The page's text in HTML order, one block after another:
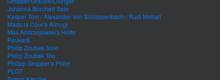
Johanna Borchert Solo
Kasper Tom / Alexander von Schlippenbach / Rudi Mahall
Mads la Cour’s Almugi
Max Andrzejewski's Hütte
Peuker8
Philip Zoubek Solo
Philip Zoubek Trio
Philipp Gropper’s Philm
PLOT